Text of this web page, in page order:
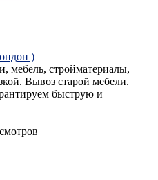
)
мебель, стройматериалы,
Вывоз старой мебели.
быструю и